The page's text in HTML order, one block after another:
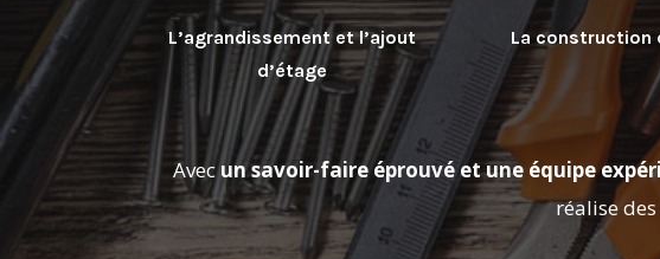
L’agrandissement et l’ajout
d’étage
La construction
Avecun savoir-faire éprouvé et une équipe
réalise